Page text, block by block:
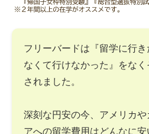
フリーバードは『留学に行
なくて行けなかった』をな
されました。
深刻な円安の今、アメリカ
アへの留学費用はどんなに